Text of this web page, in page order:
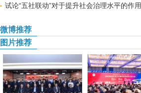
试论“五社联动”对于提升社会治理水平的作用
微博推荐
图片推荐